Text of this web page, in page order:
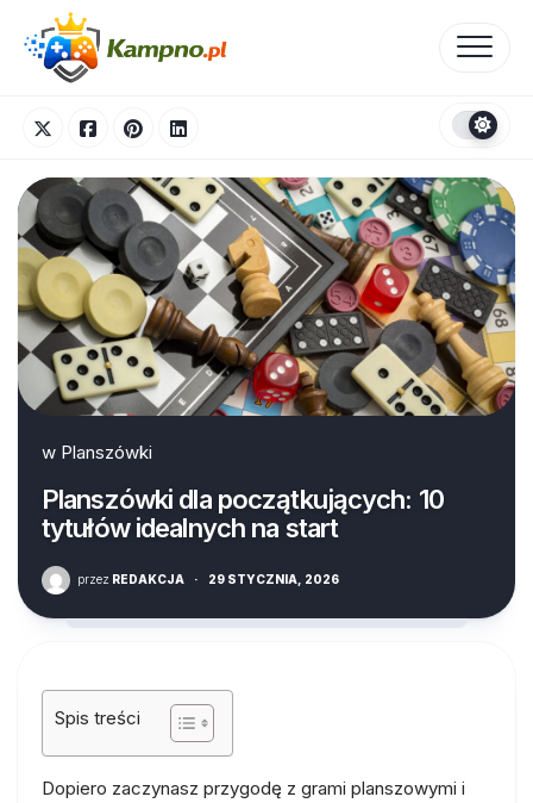
content
w Planszówki
Planszówki dla początkujących: 10
tytułów idealnych na start
przez REDAKCJA · 29 STYCZNIA, 2026
Spis treści
Dopiero zaczynasz przygodę z grami planszowymi i